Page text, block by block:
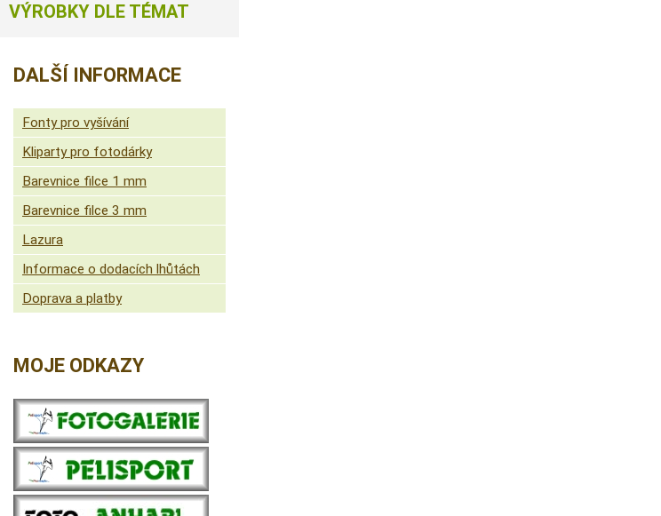
VÝROBKY DLE TÉMAT
DALŠÍ INFORMACE
Fonty pro vyšívání
Kliparty pro fotodárky
Barevnice filce 1 mm
Barevnice filce 3 mm
Lazura
Informace o dodacích lhůtách
Doprava a platby
MOJE ODKAZY